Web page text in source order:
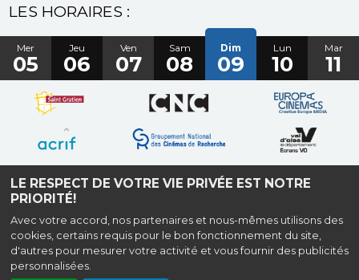
LE RESPECT DE VOTRE VIE PRIVÉE EST NOTRE
PRIORITÉ!
Avec votre accord, nos partenaires et nous-mêmes utilisons des
cookies, certains requis pour le bon fonctionnement du site,
d'autres pour mesurer votre activité et vous fournir des publicités
personnalisées.
LES HORAIRES :
Mer
05
Jeu
06
Ven
07
Sam
08
Dim
09
Lun
10
Mar
11
Place François Truffaut, Allée Gérard Philipe, 95210 Saint-Gratien |
Mentions
légales |Contact| Tel : 01 34 28 27 96